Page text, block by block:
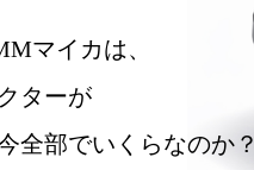
マイカは、
ターが
全部でいくらなのか？